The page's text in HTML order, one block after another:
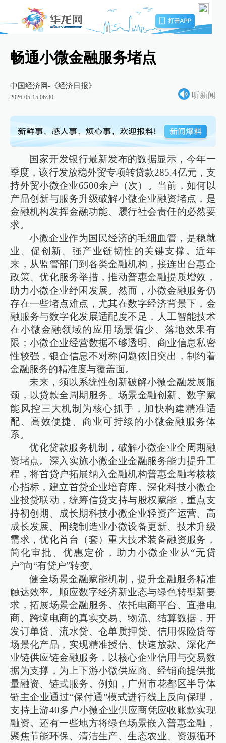
畅通小微金融服务堵点
中国经济网-《经济日报》
2026-05-15 06:30 听新闻
国家开发银行最新发布的数据显示，今年一
季度，该行发放稳外贸专项转贷款285.4亿元，支
持外贸小微企业6500余户（次）。当前，如何以
产品创新与服务升级破解小微企业融资堵点，是
金融机构发挥金融功能、履行社会责任的必然要
求。
小微企业作为国民经济的毛细血管，是稳就
业、促创新、强产业链韧性的关键支撑。近年
来，从监管部门到各类金融机构，接连出台惠企
政策、优化服务举措，推动普惠金融提质增效，
助力小微企业纾困发展。然而，小微金融服务仍
存在一些堵点难点，尤其在数字经济背景下，金
融服务与数字化发展适配度不足，人工智能技术
在小微金融领域的应用场景偏少、落地效果有
限；小微企业经营数据不够透明、商业信息私密
性较强，银企信息不对称问题依旧突出，制约着
金融服务的精准度与覆盖面。
未来，须以系统性创新破解小微金融发展瓶
颈，以贷款全周期服务、场景金融创新、数字赋
能风控三大机制为核心抓手，加快构建精准适
配、高效便捷、商业可持续的小微金融服务体
系。
优化贷款服务机制，破解小微企业全周期融
资堵点。深入实施小微企业金融服务能力提升工
程，将首贷户拓展纳入金融机构普惠金融考核核
心指标，建立首贷企业培育库。深化科技小微企
业投贷联动，统筹信贷支持与股权赋能，重点支
持初创期、成长期科技小微企业轻资产运营、高
成长发展。围绕制造业小微设备更新、技术升级
需求，优化首台（套）重大技术装备融资服务，
简化审批、优惠定价，助力小微企业从“无贷
户”向“有贷户”转变。
健全场景金融赋能机制，提升金融服务精准
触达效率。顺应数字经济新业态与绿色转型新要
求，拓展场景金融服务。依托电商平台、直播电
商、跨境电商的真实交易、物流、结算数据，开
发订单贷、流水贷、仓单质押贷、信用保险贷等
场景化产品，实现精准授信、快速放款。深化产
业链供应链金融服务，以核心企业信用与交易数
据为支撑，为上下游小微供应商、经销商提供批
量融资、链式服务。例如，广州市花都区半导体
链主企业通过“保付通”模式进行线上反向保理，
支持上游40多户小微企业供应商凭应收账款实现
融资。还有一些地方将绿色场景嵌入普惠金融，
聚焦节能环保、清洁生产、生态农业、资源循环